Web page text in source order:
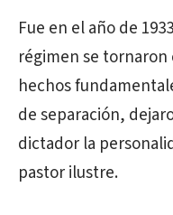
Fue en el año de
régimen se tornaron
hechos
de separación,
dictador la
pastor ilustre.